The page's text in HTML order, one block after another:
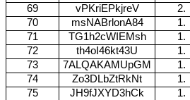
69 vPKriEPkjreV 2.
70
msNABrlonA84 1.
71
TG1h2cWIEMsh 1.
72
th4oI46kt43U 1.
73
7ALQAKAMUpGM 1.
74
Zo3DLbZtRkNt 1.
75
JH9fJXYD3hCk 1.